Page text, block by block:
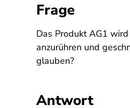
Frage
Das Produkt AG1
anzurühren und
glauben?
Antwort